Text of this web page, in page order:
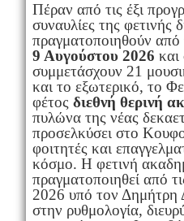
Πέραν από τις έξι
συναυλίες της φετινής
πραγματοποιηθούν από
9 Αυγούστου 2026 και
συμμετάσχουν 21
και το εξωτερικό, το
φέτος διεθνή θερινή
πυλώνα της νέας
προσελκύσει στο
φοιτητές και
κόσμο. Η φετινή
πραγματοποιηθεί από
2026 υπό τον Δημήτρη
στην ρυθμολογία,